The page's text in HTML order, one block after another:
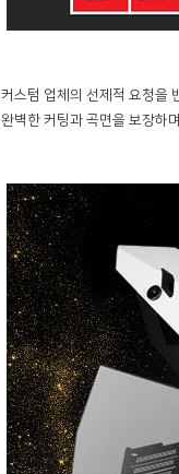
커스텀 업체의 선제적 요청을
완벽한 커팅과 곡면을 보장하며